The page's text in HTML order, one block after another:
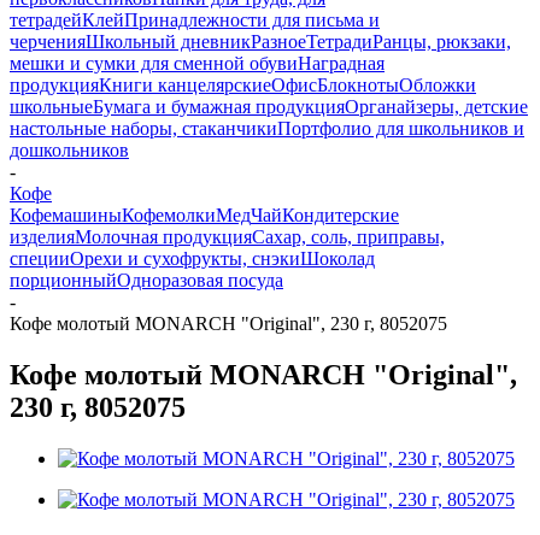
тетрадейКлейПринадлежности для письма и
черченияШкольный дневникРазноеТетрадиРанцы, рюкзаки,
мешки и сумки для сменной обувиНаградная
продукцияКниги канцелярскиеОфисБлокнотыОбложки
школьныеБумага и бумажная продукцияОрганайзеры, детские
настольные наборы, стаканчикиПортфолио для школьников и
дошкольников
-
Кофе
КофемашиныКофемолкиМедЧайКондитерские
изделияМолочная продукцияСахар, соль, приправы,
специиОрехи и сухофрукты, снэкиШоколад
порционныйОдноразовая посуда
-
Кофе молотый MONARCH "Original", 230 г, 8052075
Кофе молотый MONARCH "Original",
230 г, 8052075